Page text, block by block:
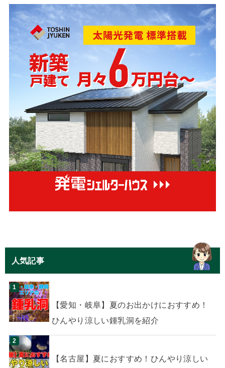
人気記事
【愛知・岐阜】夏のお出かけにおすすめ！
ひんやり涼しい鍾乳洞を紹介
【名古屋】夏におすすめ！ひんやり涼しい